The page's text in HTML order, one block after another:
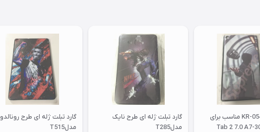
کاور مدل KR-054 مناسب برای
گارد تبلت ژله ای طرح نایک
مدلT285
گارد تبلت ژله ای طرح رونالدو
مدلT515